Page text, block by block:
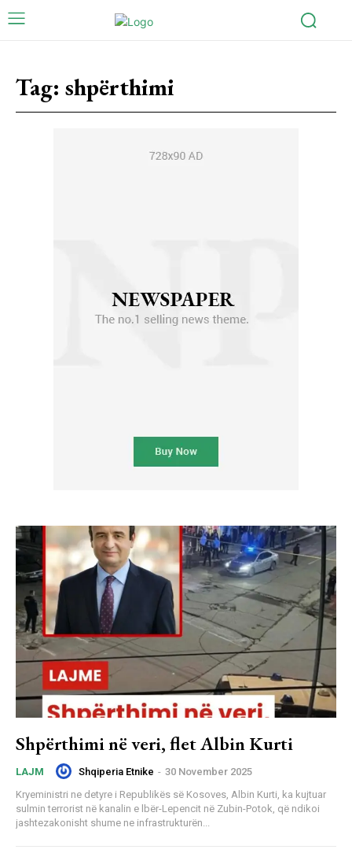
Tag: shpërthimi
Shpërthimi në veri, flet Albin Kurti
LAJM Shqiperia Etnike - 30 November 2025
Kryeministri ne detyre i Republikës së Kosoves, Albin Kurti, ka kujtuar
sulmin terrorist në kanalin e lbër-Lepencit në Zubin-Potok, që ndikoi
jashtezakonisht shume ne infrastrukturën...